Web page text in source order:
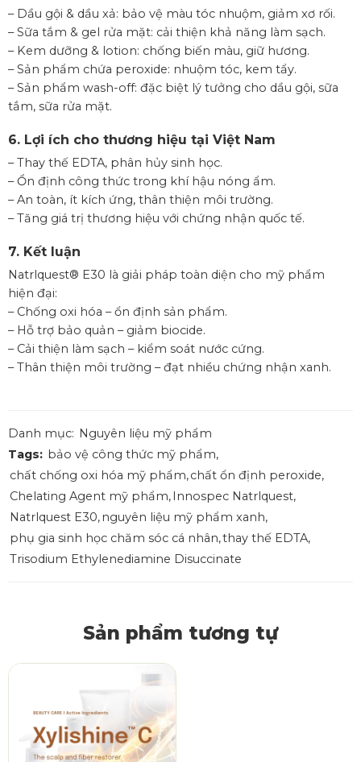
– Dầu gội & dầu xả: bảo vệ màu tóc nhuộm, giảm xơ rối.
– Sữa tắm & gel rửa mặt: cải thiện khả năng làm sạch.
– Kem dưỡng & lotion: chống biến màu, giữ hương.
– Sản phẩm chứa peroxide: nhuộm tóc, kem tẩy.
– Sản phẩm wash-off: đặc biệt lý tưởng cho dầu gội, sữa
tắm, sữa rửa mặt.
6. Lợi ích cho thương hiệu tại Việt Nam
– Thay thế EDTA, phân hủy sinh học.
– Ổn định công thức trong khí hậu nóng ẩm.
– An toàn, ít kích ứng, thân thiện môi trường.
– Tăng giá trị thương hiệu với chứng nhận quốc tế.
7. Kết luận
Natrlquest® E30 là giải pháp toàn diện cho mỹ phẩm
hiện đại:
– Chống oxi hóa – ổn định sản phẩm.
– Hỗ trợ bảo quản – giảm biocide.
– Cải thiện làm sạch – kiểm soát nước cứng.
– Thân thiện môi trường – đạt nhiều chứng nhận xanh.
Danh mục: Nguyên liệu mỹ phẩm
Tags: bảo vệ công thức mỹ phẩm,
chất chống oxi hóa mỹ phẩm,chất ổn định peroxide,
Chelating Agent mỹ phẩm, Innospec Natrlquest,
Natrlquest E30, nguyên liệu mỹ phẩm xanh,
phụ gia sinh học chăm sóc cá nhân,thay thế EDTA,
Trisodium Ethylenediamine Disuccinate
Sản phẩm tương tự